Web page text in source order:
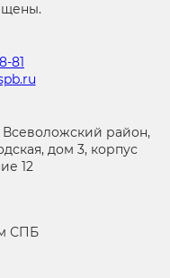
81
Всеволожский район,
дом 3, корпус
12
СПБ